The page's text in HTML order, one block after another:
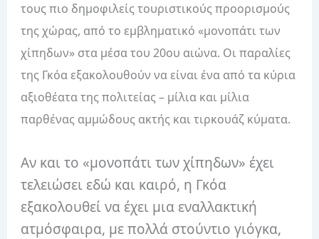
τους πιο δημοφιλείς τουριστικούς προορισμούς
της χώρας, από το εμβληματικό «μονοπάτι των
χίπηδων» στα μέσα του 20ου αιώνα. Οι παραλίες
της Γκόα εξακολουθούν να είναι ένα από τα κύρια
αξιοθέατα της πολιτείας – μίλια και μίλια
παρθένας αμμώδους ακτής και τιρκουάζ κύματα.
Αν και το «μονοπάτι των χίπηδων» έχει
τελειώσει εδώ και καιρό, η Γκόα
εξακολουθεί να έχει μια εναλλακτική
ατμόσφαιρα, με πολλά στούντιο γιόγκα,